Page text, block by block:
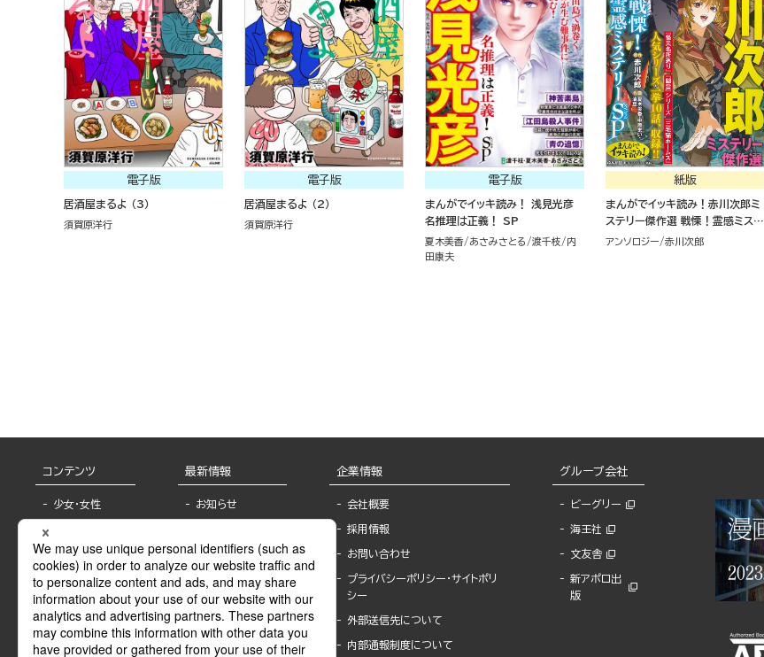
電子版
居酒屋まるよ （3）
須賀原洋行
電子版
居酒屋まるよ （2）
須賀原洋行
電子版
まんがでイッキ読み！ 浅見光彦
名推理は正義！ SP
夏木美香 あさみさとる 渡千枝
内
田康夫
紙版
まんがでイッキ読み！赤川次郎ミ
ステリー傑作選 戦慄！霊感ミステ
リーSP
アンソロジー 赤川次郎
コンテンツ
少女・女性
BL
ライトノベル
青年・一般
グラビア・写真
最新情報
お知らせ
報
書店様へ
海外ライセンシー
公式SNSアカウ
ント
企業情報
会社概要
採用情報
お問い合わせ
プライバシーポリシー・サイトポリ
シー
外部送信先について
内部通報制度について
グループ会社
ビーグリー
海王社
文友舎
新アポロ出
版